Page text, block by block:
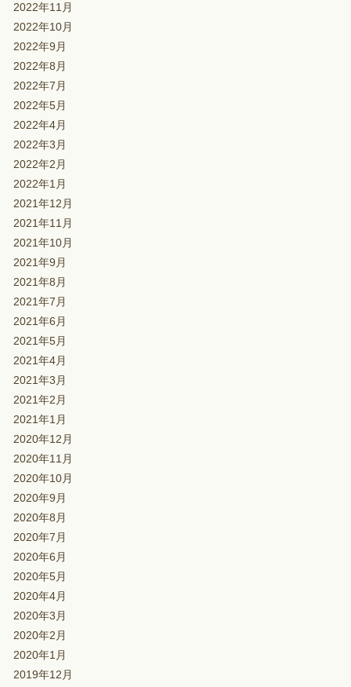
2022年11月
2022年10月
2022年9月
2022年8月
2022年7月
2022年5月
2022年4月
2022年3月
2022年2月
2022年1月
2021年12月
2021年11月
2021年10月
2021年9月
2021年8月
2021年7月
2021年6月
2021年5月
2021年4月
2021年3月
2021年2月
2021年1月
2020年12月
2020年11月
2020年10月
2020年9月
2020年8月
2020年7月
2020年6月
2020年5月
2020年4月
2020年3月
2020年2月
2020年1月
2019年12月